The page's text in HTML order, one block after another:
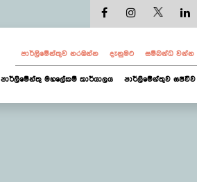
පාර්ලි‌මේන්තුව නරඹන්න දැනුමට සම්බන්ධ වන්න
පාර්ලිමේන්තු මහලේකම් කාර්යාලය පාර්ලිමේන්තුව සජීවීව